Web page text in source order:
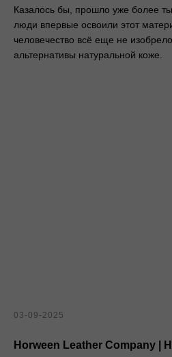
Казалось бы, прошло уже более
люди впервые освоили этот
человечество всё еще не
альтернативы натуральной коже.
03-09-2025
Horween Leather Company |